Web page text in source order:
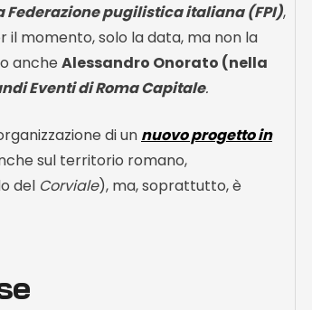
Federazione pugilistica italiana (FPI),
il momento, solo la data, ma non la
anche Alessandro Onorato (nella
Eventi di Roma Capitale.
di un nuovo progetto in
sul territorio romano,
del Corviale), ma, soprattutto, è